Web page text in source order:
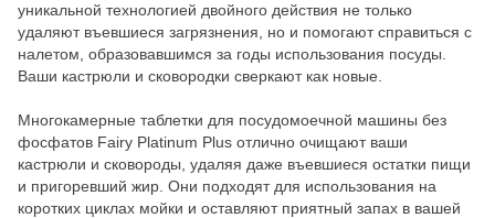
уникальной технологией двойного действия не только
удаляют въевшиеся загрязнения, но и помогают справиться с
налетом, образовавшимся за годы использования посуды.
Ваши кастрюли и сковородки сверкают как новые.
Многокамерные таблетки для посудомоечной машины без
фосфатов Fairy Platinum Plus отлично очищают ваши
кастрюли и сковороды, удаляя даже въевшиеся остатки пищи
и пригоревший жир. Они подходят для использования на
коротких циклах мойки и оставляют приятный запах в вашей